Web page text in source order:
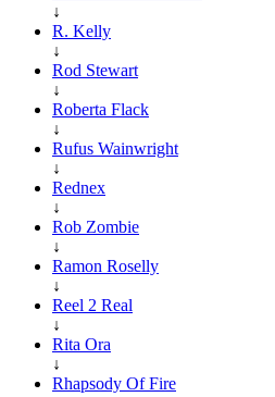
↓
R. Kelly
↓
Rod Stewart
↓
Roberta Flack
↓
Rufus Wainwright
↓
Rednex
↓
Rob Zombie
↓
Ramon Roselly
↓
Reel 2 Real
↓
Rita Ora
↓
Rhapsody Of Fire